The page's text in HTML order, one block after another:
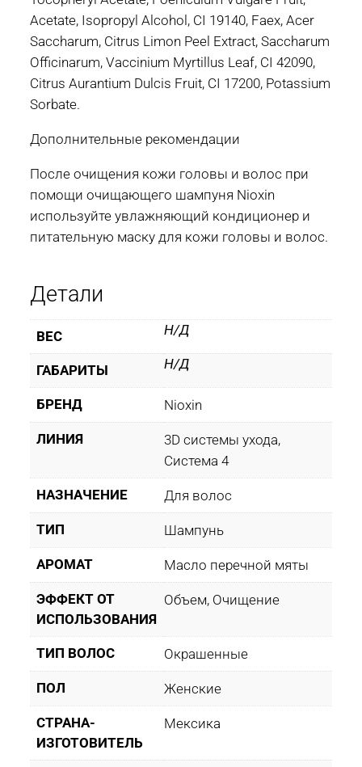
Acetate, Isopropyl Alcohol, CI 19140, Faex, Acer
Saccharum, Citrus Limon Peel Extract, Saccharum
Officinarum, Vaccinium Myrtillus Leaf, CI 42090,
Citrus Aurantium Dulcis Fruit, CI 17200, Potassium
Sorbate.
Дополнительные рекомендации
После очищения кожи головы и волос при
помощи очищающего шампуня Nioxin
используйте увлажняющий кондиционер и
питательную маску для кожи головы и волос.
Детали
ВЕС Н/Д
ГАБАРИТЫ Н/Д
БРЕНД Nioxin
ЛИНИЯ
3D системы ухода,
Система 4
НАЗНАЧЕНИЕ Для волос
ТИП Шампунь
АРОМАТ Масло перечной мяты
ЭФФЕКТ ОТ
ИСПОЛЬЗОВАНИЯ
Объем, Очищение
ТИП ВОЛОС Окрашенные
ПОЛ Женские
СТРАНА-
ИЗГОТОВИТЕЛЬ
Мексика